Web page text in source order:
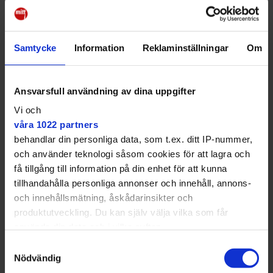
Samtycke Information Reklaminställningar Om
Ansvarsfull användning av dina uppgifter
Vi och
våra 1022 partners
behandlar din personliga data, som t.ex. ditt IP-nummer,
och använder teknologi såsom cookies för att lagra och
få tillgång till information på din enhet för att kunna
tillhandahålla personliga annonser och innehåll, annons-
och innehållsmätning, åskådarinsikter och
produktutveckling. Du kan själv välja vilka som får
Med din tillåtelse skulle vi även vilja:
Nödvändig
SD kampanjar mot bygge
av hus – som redan finns
VAL
Huset i Gröndal finns inte – enligt SD:s utskick
✔ Nyinflyttad granne: "Knappast
förtroendeingivande"